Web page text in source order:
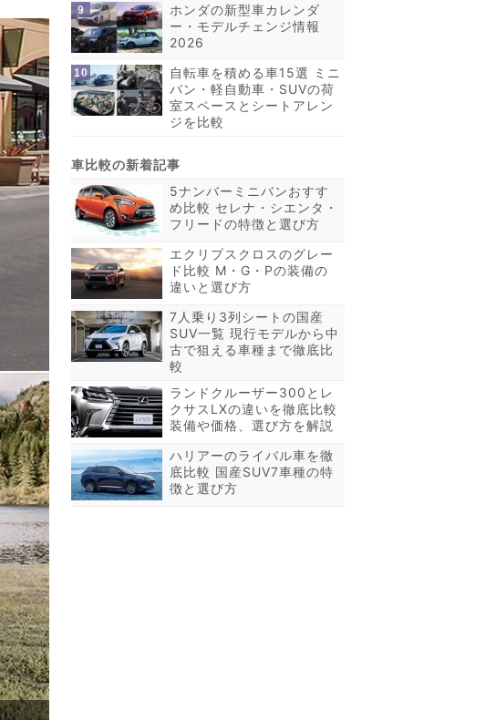
ホンダの新型車カレンダ
ー・モデルチェンジ情報
2026
自転車を積める車15選 ミニ
バン・軽自動車・SUVの荷
室スペースとシートアレン
ジを比較
5ナンバーミニバンおすす
め比較 セレナ・シエンタ・
フリードの特徴と選び方
エクリプスクロスのグレー
ド比較 M・G・Pの装備の
違いと選び方
7人乗り3列シートの国産
SUV一覧 現行モデルから中
古で狙える車種まで徹底比
較
ランドクルーザー300とレ
クサスLXの違いを徹底比較
装備や価格、選び方を解説
ハリアーのライバル車を徹
底比較 国産SUV7車種の特
徴と選び方